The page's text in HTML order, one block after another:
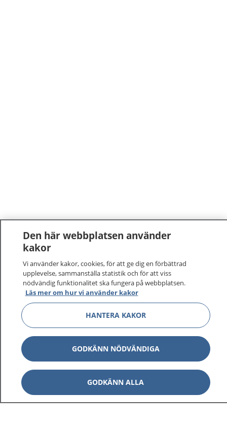
1177–tryggt om din hälsa och vård
På 1177.se får du råd om hälsa och information om
sjukdomar och vilka mottagningar du kan kontakta.
Logga in för att läsa din journal och göra dina
vårdärenden. Ring telefonnummer 1177 för
sjukvårdsrådgivning dygnet runt.
1177 ger dig råd när du vill må bättre.
Den här webbplatsen använder
kakor
Vi använder kakor, cookies, för att ge dig en förbättrad
upplevelse, sammanställa statistik och för att viss
nödvändig funktionalitet ska fungera på webbplatsen.
Läs mer om hur vi använder kakor
HANTERA KAKOR
GODKÄNN NÖDVÄNDIGA
GODKÄNN ALLA